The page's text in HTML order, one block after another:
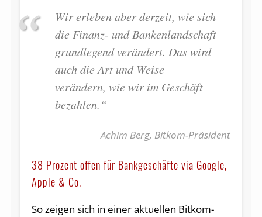
Wir erleben aber derzeit, wie sich
die Finanz- und Bankenlandschaft
grundlegend verändert. Das wird
auch die Art und Weise
verändern, wie wir im Geschäft
bezahlen.“
Achim Berg, Bitkom-Präsident
38 Prozent offen für Bankgeschäfte via Google,
Apple & Co.
So zeigen sich in einer aktuellen Bitkom-